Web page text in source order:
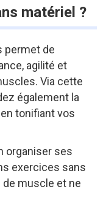
matériel ?
permet de
agilité et
Via cette
également la
tonifiant vos
organiser ses
exercices sans
muscle et ne